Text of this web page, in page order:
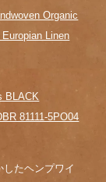
Organic
Linen
BLACK
81111-5PO04
たヘンプワイ